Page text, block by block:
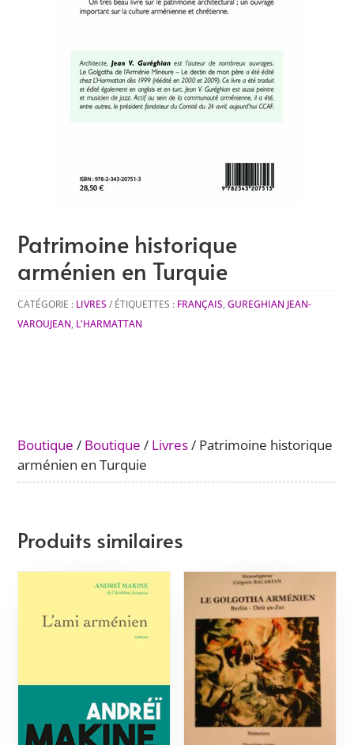
Patrimoine historique
arménien en Turquie
CATÉGORIE : LIVRES ÉTIQUETTES : FRANÇAIS,GUREGHIAN JEAN-
VAROUJEAN, L'HARMATTAN
Boutique / Boutique / Livres/ Patrimoine historique
arménien en Turquie
Produits similaires